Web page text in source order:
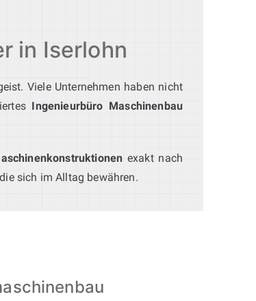
in Iserlohn
Viele Unternehmen haben nicht
Ingenieurbüro Maschinenbau
exakt nach
sich im Alltag bewähren.